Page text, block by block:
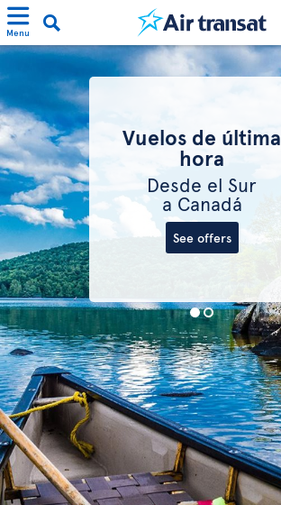
Menu
Vuelos de última
hora
Desde el Sur
a Canadá
See offers